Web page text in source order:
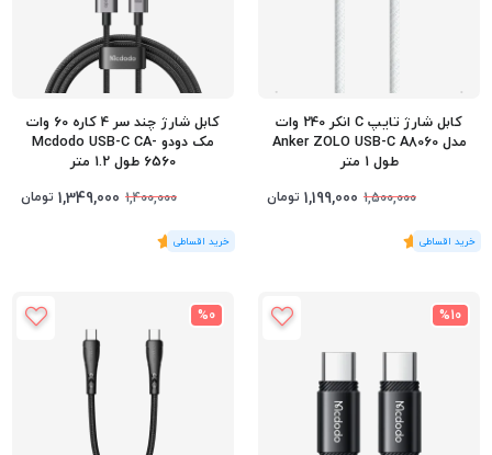
کابل شارژ تایپ C انکر 240 وات
مدل Anker ZOLO USB-C A8060
طول 1 متر
1,500,000
1,199,000 تومان
(1رای)
5
کابل شارژ چند سر 4 کاره 60 وات
مک دودو Mcdodo USB-C CA-
6560 طول 1.2 متر
1,400,000
1,349,000 تومان
(1رای)
5
%10
%0